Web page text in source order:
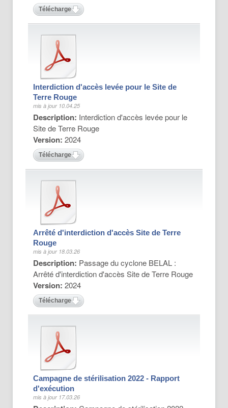
Télécharger
Interdiction d'accès levée pour le Site de
Terre Rouge
mis à jour 10.04.25
Description: Interdiction d'accès levée pour le
Site de Terre Rouge
Version: 2024
Télécharger
Arrêté d'interdiction d'accès Site de Terre
Rouge
mis à jour 18.03.26
Description: Passage du cyclone BELAL :
Arrêté d'interdiction d'accès Site de Terre Rouge
Version: 2024
Télécharger
Campagne de stérilisation 2022 - Rapport
d'exécution
mis à jour 17.03.26